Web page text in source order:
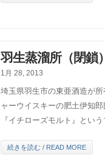
羽生蒸溜所（閉鎖）
1月 28, 2013
埼玉県羽生市の東亜酒造が
ャーウイスキーの肥土伊知
『イチローズモルト』とい
続きを読む / READ MORE